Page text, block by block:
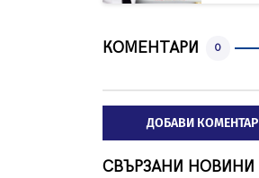
КОМЕНТАРИ 0
ДОБАВИ КОМЕНТАР
СВЪРЗАНИ НОВИНИ